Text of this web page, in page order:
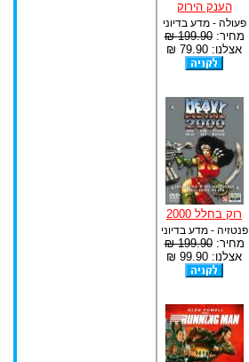
הענק הירוק
פעולה - מדע בדיוני
מחיר:199.90 ₪
אצלנו: 79.90 ₪
רוק בחלל 2000
פנטזיה - מדע בדיוני
מחיר:199.90 ₪
אצלנו: 99.90 ₪